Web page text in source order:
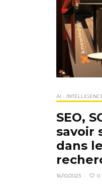
AI -
SEO,
savoir
dans
16/10/2023 · 0